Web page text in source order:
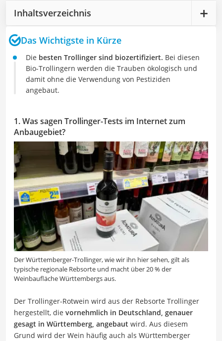
Inhaltsverzeichnis
Das Wichtigste in Kürze
Die besten Trollinger sind biozertifiziert. Bei diesen
Bio-Trollingern werden die Trauben ökologisch und
damit ohne die Verwendung von Pestiziden
angebaut.
1. Was sagen Trollinger-Tests im Internet zum
Anbaugebiet?
Der Württemberger-Trollinger, wie wir ihn hier sehen, gilt als
typische regionale Rebsorte und macht über 20 % der
Weinbaufläche Württembergs aus.
Der Trollinger-Rotwein wird aus der Rebsorte Trollinger
hergestellt, die vornehmlich in Deutschland, genauer
gesagt in Württemberg, angebaut wird. Aus diesem
Grund wird der Wein häufig auch als Württemberger